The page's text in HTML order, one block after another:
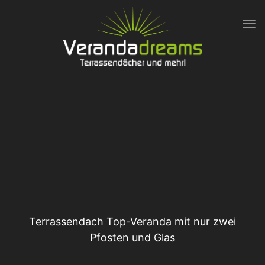
Terrassendach Top-Veranda mit nur zwei
Pfosten und Glas